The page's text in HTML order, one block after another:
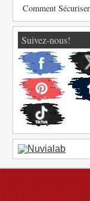
Comment
Suivez-nous!